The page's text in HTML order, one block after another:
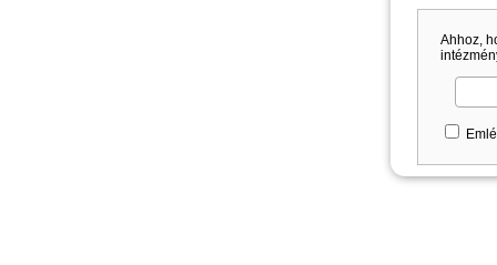
Ahhoz,